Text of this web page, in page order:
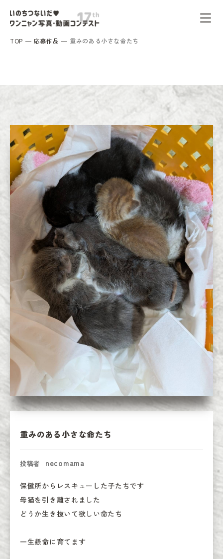
TOP 応募作品 重みのある小さな命たち
重みのある小さな命たち
投稿者 necomama
保健所からレスキューした子たちです
母猫を引き離されました
どうか生き抜いて欲しい命たち
一生懸命に育てます